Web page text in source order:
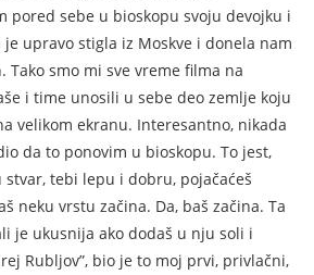
pored sebe u bioskopu svoju devojku i
upravo stigla iz Moskve i donela nam
Tako smo mi sve vreme filma na
i time unosili u sebe deo zemlje koju
velikom ekranu. Interesantno, nikada
da to ponovim u bioskopu. To jest,
tebi lepu i dobru, pojačaćeš
neku vrstu začina. Da, baš začina. Ta
je ukusnija ako dodaš u nju soli i
Rubljov”, bio je to moj prvi, privlačni,